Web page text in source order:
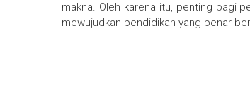
makna. Oleh karena itu, penting bagi
mewujudkan pendidikan yang benar-